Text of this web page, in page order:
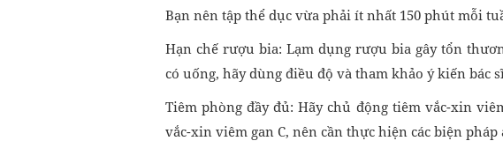
Bạn nên tập thể dục vừa phải ít nhất 150 phút mỗi
Hạn chế rượu bia: Lạm dụng rượu bia gây tổn
có uống, hãy dùng điều độ và tham khảo ý kiến bác
Tiêm phòng đầy đủ: Hãy chủ động tiêm vắc-xin
vắc-xin viêm gan C, nên cần thực hiện các biện